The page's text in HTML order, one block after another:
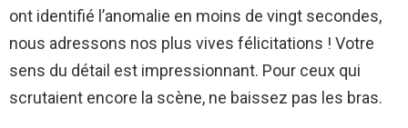
ont identifié l’anomalie en moins de vingt secondes,
nous adressons nos plus vives félicitations ! Votre
sens du détail est impressionnant. Pour ceux qui
scrutaient encore la scène, ne baissez pas les bras.